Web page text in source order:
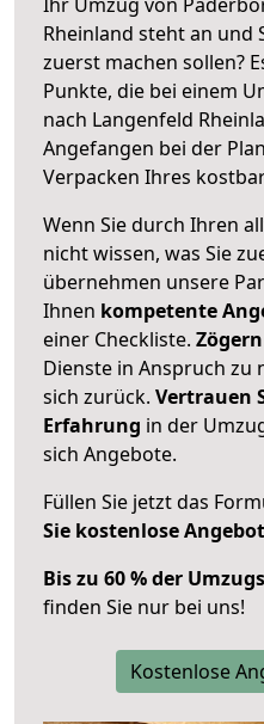
Rheinland steht an und
zuerst machen sollen?
Punkte, die bei einem
nach Langenfeld
Angefangen bei der
Verpacken Ihres
Wenn Sie durch Ihren
nicht wissen, was Sie
übernehmen unsere
Ihnen kompetente
einer Checkliste.
Dienste in Anspruch zu
sich zurück. Vertrauen
Erfahrung in der
sich Angebote.
Füllen Sie jetzt das
Sie kostenlose
Bis zu 60 % der
finden Sie nur bei uns!
Kostenlose